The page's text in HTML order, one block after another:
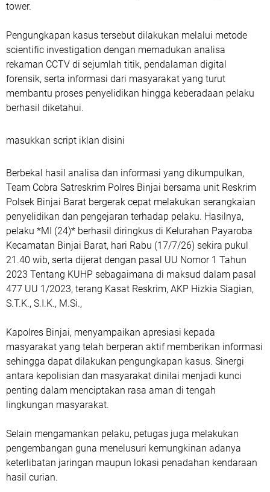
tower.
Pengungkapan kasus tersebut dilakukan melalui metode
scientific investigation dengan memadukan analisa
rekaman CCTV di sejumlah titik, pendalaman digital
forensik, serta informasi dari masyarakat yang turut
membantu proses penyelidikan hingga keberadaan pelaku
berhasil diketahui.
masukkan script iklan disini
Berbekal hasil analisa dan informasi yang dikumpulkan,
Team Cobra Satreskrim Polres Binjai bersama unit Reskrim
Polsek Binjai Barat bergerak cepat melakukan serangkaian
penyelidikan dan pengejaran terhadap pelaku. Hasilnya,
pelaku *MI (24)* berhasil diringkus di Kelurahan Payaroba
Kecamatan Binjai Barat, hari Rabu (17/7/26) sekira pukul
21.40 wib, serta dijerat dengan pasal UU Nomor 1 Tahun
2023 Tentang KUHP sebagaimana di maksud dalam pasal
477 UU 1/2023, terang Kasat Reskrim, AKP Hizkia Siagian,
S.T.K., S.I.K., M.Si.,
Kapolres Binjai, menyampaikan apresiasi kepada
masyarakat yang telah berperan aktif memberikan informasi
sehingga dapat dilakukan pengungkapan kasus. Sinergi
antara kepolisian dan masyarakat dinilai menjadi kunci
penting dalam menciptakan rasa aman di tengah
lingkungan masyarakat.
Selain mengamankan pelaku, petugas juga melakukan
pengembangan guna menelusuri kemungkinan adanya
keterlibatan jaringan maupun lokasi penadahan kendaraan
hasil curian.